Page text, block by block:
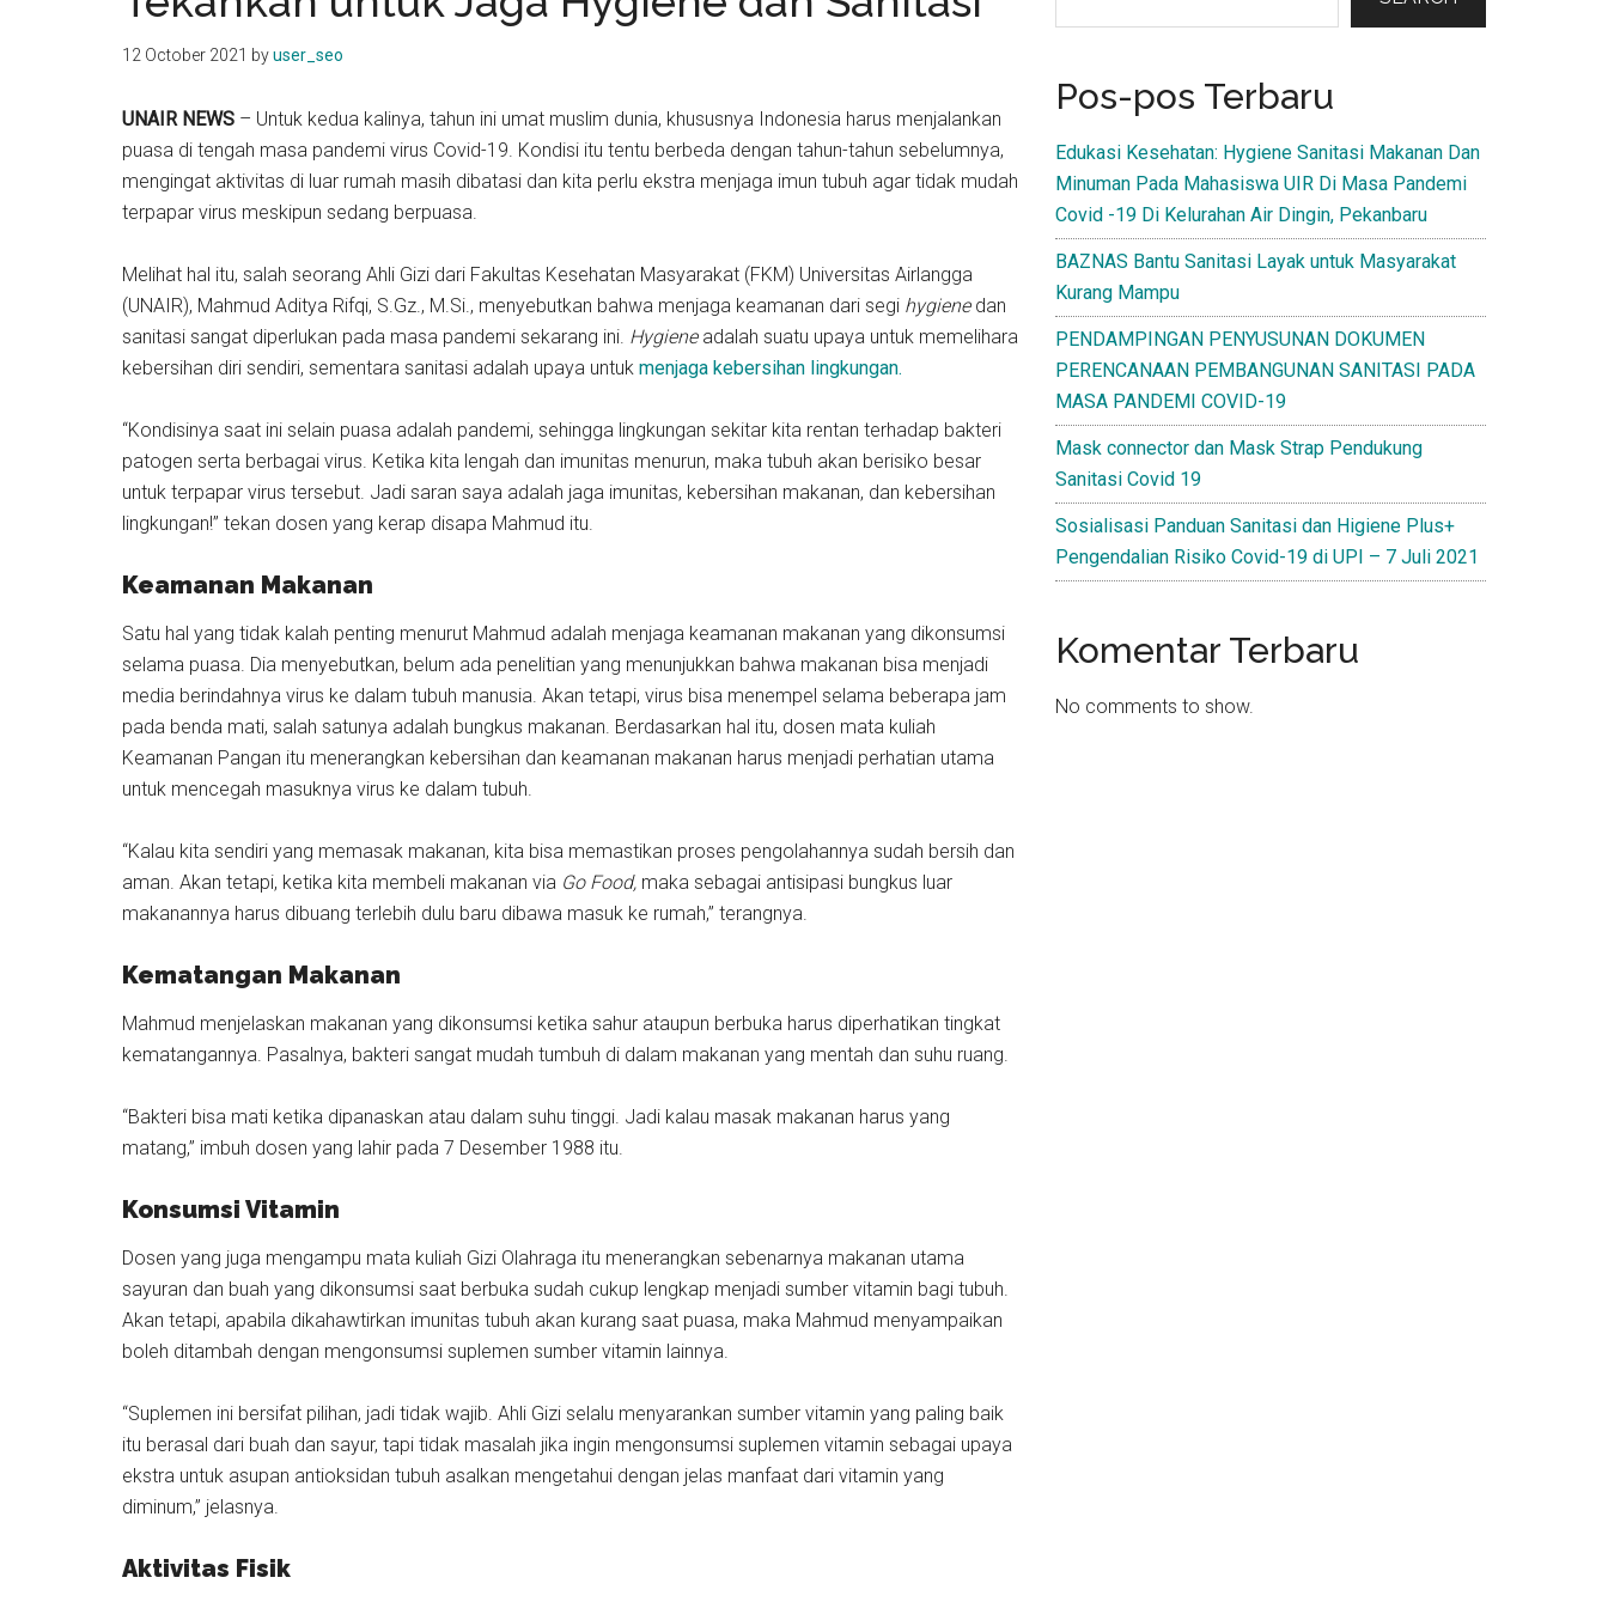
kit
indonesia
12 October 2021 byuser_seo
UNAIR NEWS – Untuk kedua kalinya, tahun ini umat muslim dunia, khususnya Indonesia harus menjalankan
puasa di tengah masa pandemi virus Covid-19. Kondisi itu tentu berbeda dengan tahun-tahun sebelumnya,
mengingat aktivitas di luar rumah masih dibatasi dan kita perlu ekstra menjaga imun tubuh agar tidak mudah
terpapar virus meskipun sedang berpuasa.
Melihat hal itu, salah seorang Ahli Gizi dari Fakultas Kesehatan Masyarakat (FKM) Universitas Airlangga
(UNAIR), Mahmud Aditya Rifqi, S.Gz., M.Si., menyebutkan bahwa menjaga keamanan dari segi hygiene dan
sanitasi sangat diperlukan pada masa pandemi sekarang ini. Hygiene adalah suatu upaya untuk memelihara
kebersihan diri sendiri, sementara sanitasi adalah upaya untuk menjaga kebersihan lingkungan.
“Kondisinya saat ini selain puasa adalah pandemi, sehingga lingkungan sekitar kita rentan terhadap bakteri
patogen serta berbagai virus. Ketika kita lengah dan imunitas menurun, maka tubuh akan berisiko besar
untuk terpapar virus tersebut. Jadi saran saya adalah jaga imunitas, kebersihan makanan, dan kebersihan
lingkungan!” tekan dosen yang kerap disapa Mahmud itu.
Keamanan Makanan
Satu hal yang tidak kalah penting menurut Mahmud adalah menjaga keamanan makanan yang dikonsumsi
selama puasa. Dia menyebutkan, belum ada penelitian yang menunjukkan bahwa makanan bisa menjadi
media berindahnya virus ke dalam tubuh manusia. Akan tetapi, virus bisa menempel selama beberapa jam
pada benda mati, salah satunya adalah bungkus makanan. Berdasarkan hal itu, dosen mata kuliah
Keamanan Pangan itu menerangkan kebersihan dan keamanan makanan harus menjadi perhatian utama
untuk mencegah masuknya virus ke dalam tubuh.
“Kalau kita sendiri yang memasak makanan, kita bisa memastikan proses pengolahannya sudah bersih dan
aman. Akan tetapi, ketika kita membeli makanan via Go Food, maka sebagai antisipasi bungkus luar
makanannya harus dibuang terlebih dulu baru dibawa masuk ke rumah,” terangnya.
Kematangan Makanan
Mahmud menjelaskan makanan yang dikonsumsi ketika sahur ataupun berbuka harus diperhatikan tingkat
kematangannya. Pasalnya, bakteri sangat mudah tumbuh di dalam makanan yang mentah dan suhu ruang.
“Bakteri bisa mati ketika dipanaskan atau dalam suhu tinggi. Jadi kalau masak makanan harus yang
matang,” imbuh dosen yang lahir pada 7 Desember 1988 itu.
Konsumsi Vitamin
Dosen yang juga mengampu mata kuliah Gizi Olahraga itu menerangkan sebenarnya makanan utama
sayuran dan buah yang dikonsumsi saat berbuka sudah cukup lengkap menjadi sumber vitamin bagi tubuh.
Akan tetapi, apabila dikahawtirkan imunitas tubuh akan kurang saat puasa, maka Mahmud menyampaikan
boleh ditambah dengan mengonsumsi suplemen sumber vitamin lainnya.
“Suplemen ini bersifat pilihan, jadi tidak wajib. Ahli Gizi selalu menyarankan sumber vitamin yang paling baik
itu berasal dari buah dan sayur, tapi tidak masalah jika ingin mengonsumsi suplemen vitamin sebagai upaya
ekstra untuk asupan antioksidan tubuh asalkan mengetahui dengan jelas manfaat dari vitamin yang
diminum,” jelasnya.
Aktivitas Fisik
Pos-pos Terbaru
Edukasi Kesehatan: Hygiene Sanitasi Makanan Dan
Minuman Pada Mahasiswa UIR Di Masa Pandemi
Covid -19 Di Kelurahan Air Dingin, Pekanbaru
BAZNAS Bantu Sanitasi Layak untuk Masyarakat
Kurang Mampu
PENDAMPINGAN PENYUSUNAN DOKUMEN
PERENCANAAN PEMBANGUNAN SANITASI PADA
MASA PANDEMI COVID-19
Mask connector dan Mask Strap Pendukung
Sanitasi Covid 19
Sosialisasi Panduan Sanitasi dan Higiene Plus+
Pengendalian Risiko Covid-19 di UPI – 7 Juli 2021
Komentar Terbaru
No comments to show.